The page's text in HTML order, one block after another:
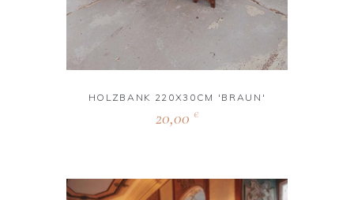
HOLZBANK 220X30CM 'BRAUN'
20,00 €